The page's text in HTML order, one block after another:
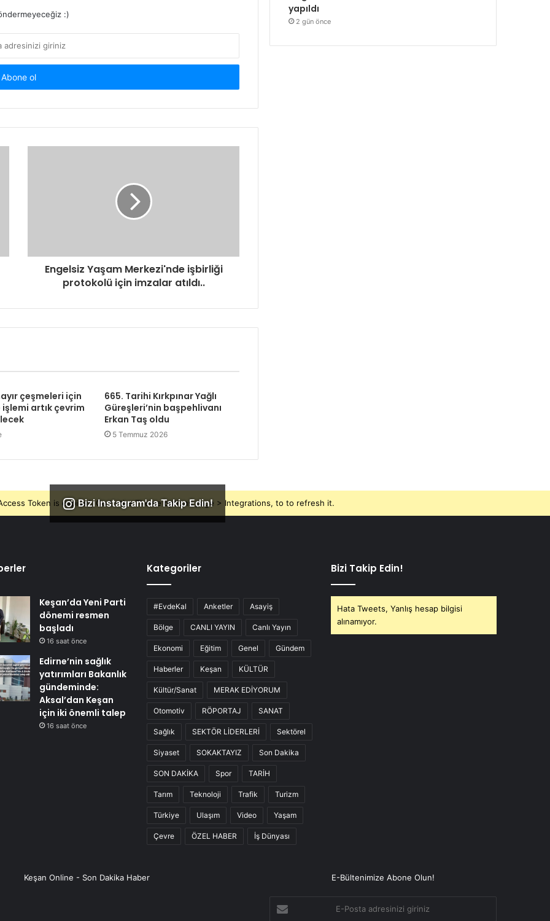
:)
Engelsiz Yaşam Merkezi'nde işbirliği
protokolü için imzalar atıldı..
çeşmeleri için
işlemi artık çevrim
665. Tarihi Kırkpınar Yağlı
Güreşleri’nin başpehlivanı
Erkan Taş oldu
5 Temmuz 2026
yapıldı
2 gün önce
Bizi Instagram'da Takip Edin!
Token is expired, Go to the Theme options page > Integrations, to to refresh it.
Keşan’da Yeni Parti
dönemi resmen
başladı
16 saat önce
Edirne’nin sağlık
yatırımları Bakanlık
gündeminde:
Aksal’dan Keşan
için iki önemli talep
16 saat önce
Kategoriler
#EvdeKal Anketler Asayiş
Bölge CANLI YAYIN Canlı Yayın
Ekonomi Eğitim Genel Gündem
Haberler Keşan KÜLTÜR
Kültür/Sanat MERAK EDİYORUM
Otomotiv RÖPORTAJ SANAT
Sağlık SEKTÖR LİDERLERİ Sektörel
Siyaset SOKAKTAYIZ Son Dakika
SON DAKİKA Spor TARİH
Tarım Teknoloji Trafik Turizm
Türkiye Ulaşım Video Yaşam
Çevre ÖZEL HABER İş Dünyası
Bizi Takip Edin!
Hata Tweets, Yanlış hesap bilgisi
alınamıyor.
Keşan Online - Son Dakika Haber E-Bültenimize Abone Olun!
Posta